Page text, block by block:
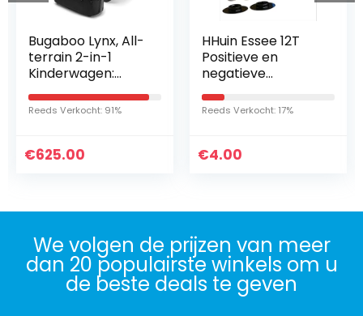
Bugaboo Lynx, All-
terrain 2-in-1
Kinderwagen:
Lichtgewicht
Buggy & Comfort
Aluminium…
Reeds Verkocht: 91%
€625.00
HHuin Essee 12T
Positieve en
negatieve
transmissie,
keramiek, palin
racefiets…
Reeds Verkocht: 17%
€4.00
We volgen de prijzen van meer
dan 20 populairste winkels om u
de beste deals te geven